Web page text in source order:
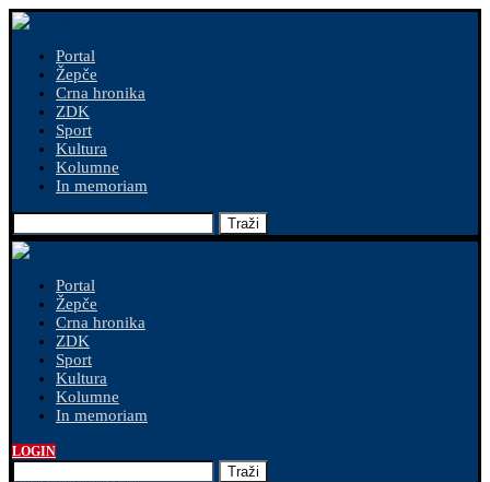
Portal
Žepče
Crna hronika
ZDK
Sport
Kultura
Kolumne
In memoriam
Traži
Portal
Žepče
Crna hronika
ZDK
Sport
Kultura
Kolumne
In memoriam
LOGIN
Traži